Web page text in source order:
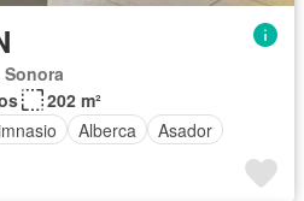
Sonora
202 m²
Alberca Asador